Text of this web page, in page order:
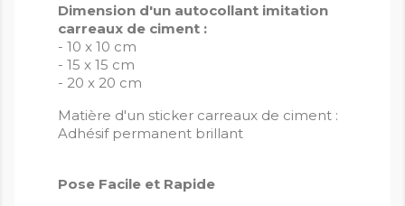
Dimension d'un autocollant imitation
carreaux de ciment :
- 10 x 10 cm
- 15 x 15 cm
- 20 x 20 cm
Matière d'un sticker carreaux de ciment :
Adhésif permanent brillant
Pose Facile et Rapide